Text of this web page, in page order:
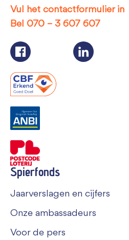
Vul het contactformulier in
Bel 070 – 3 607 607
Spierfonds
Jaarverslagen en cijfers
Onze ambassadeurs
Voor de pers